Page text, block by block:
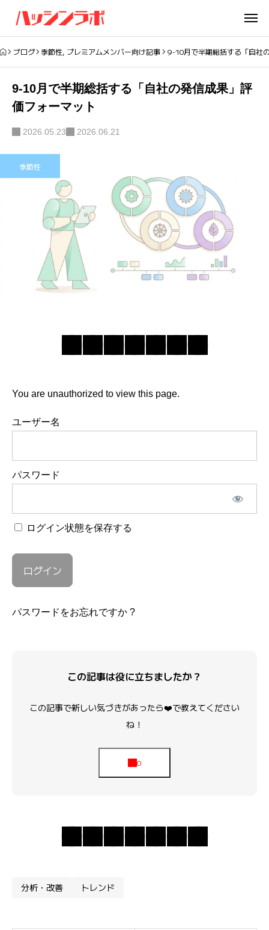
ブログ 季節性, プレミアムメンバー向け記事 9-10月で半期総括する「自社
9-10月で半期総括する「自社の発信成果」評
価フォーマット
2026.05.23 2026.06.21
季節性
You are unauthorized to view this page.
ユーザー名
パスワード
ログイン状態を保存する
パスワードをお忘れですか ?
この記事は役に立ちましたか？
この記事で新しい気づきがあったら❤️で教えてください
ね！
分析・改善 トレンド